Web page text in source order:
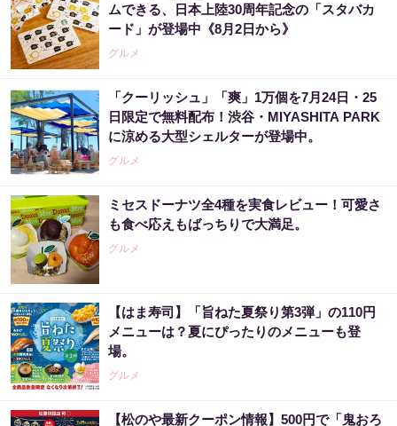
ムできる、日本上陸30周年記念の「スタバカ
ード」が登場中《8月2日から》
グルメ
「クーリッシュ」「爽」1万個を7月24日・25
日限定で無料配布！渋谷・MIYASHITA PARK
に涼める大型シェルターが登場中。
グルメ
ミセスドーナツ全4種を実食レビュー！可愛さ
も食べ応えもばっちりで大満足。
グルメ
【はま寿司】「旨ねた夏祭り第3弾」の110円
メニューは？夏にぴったりのメニューも登
場。
グルメ
【松のや最新クーポン情報】500円で「鬼おろ